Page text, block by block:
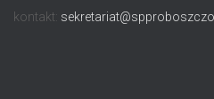
kontakt: